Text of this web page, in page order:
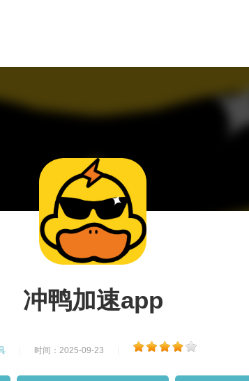
冲鸭加速app
时间：2025-09-23